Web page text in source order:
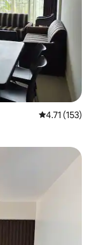
Ukadiriaji wa
4.71 (153)